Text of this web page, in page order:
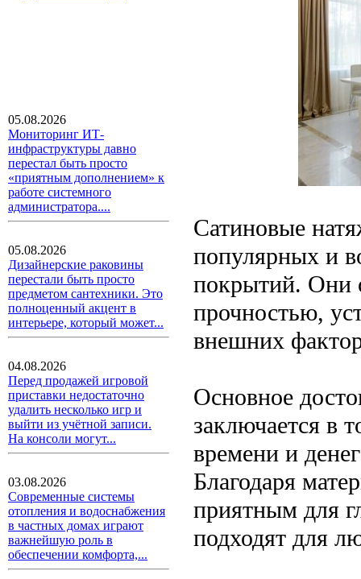
05.08.2026
Мониторинг ИТ-
инфраструктуры давно
перестал быть просто
«приятным дополнением» к
работе системного
администратора....
05.08.2026
Дизайнерские раковины
перестали быть просто
предметом сантехники. Это
полноценный акцент в
интерьере, который может...
04.08.2026
Перед продажей игровой
приставки недостаточно
удалить несколько игр и
выйти из учётной записи.
На консоли могут...
03.08.2026
Современные системы
отопления и водоснабжения
в частных домах играют
важнейшую роль в
обеспечении комфорта,...
Сатиновые
популярных и
покрытий. Они
прочностью,
внешних
Основное
заключается в
времени и
Благодаря
приятным для
подходят для